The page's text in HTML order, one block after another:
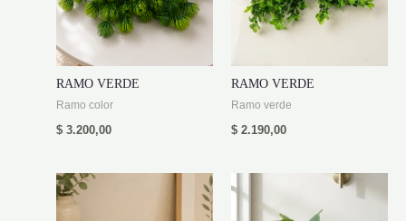
RAMO VERDE
Ramo color
$ 3.200,00
RAMO VERDE
Ramo verde
$ 2.190,00